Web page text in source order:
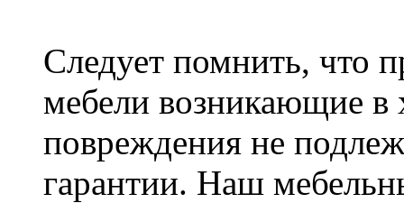
Следует помнить, что
мебели возникающие в
повреждения не
гарантии. Наш